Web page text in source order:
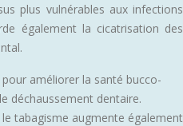
plus vulnérables aux infections
également la cicatrisation des
améliorer la santé bucco-
déchaussement dentaire.
tabagisme augmente également